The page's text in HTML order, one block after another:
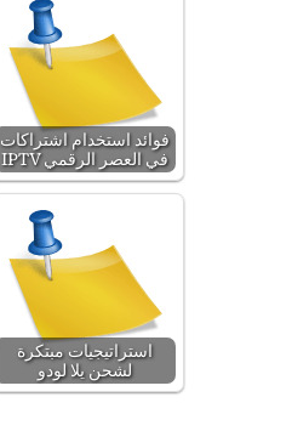
فوائد استخدام اشتراكات
IPTV في العصر الرقمي
استراتيجيات مبتكرة
لشحن يلا لودو